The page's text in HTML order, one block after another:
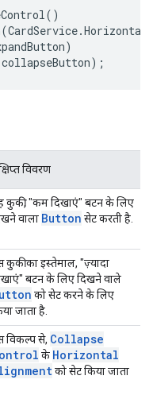
()
(CardService.
)
collapseButton);
विवरण
कुकी, "कम दिखाएं" बटन के लिए
वाला Button सेट करती है.
कुकी का इस्तेमाल, "ज़्यादा
बटन के लिए दिखने वाले
को सेट करने के लिए
जाता है.
विकल्प से, Collapse
के Horizontal
को सेट किया जाता